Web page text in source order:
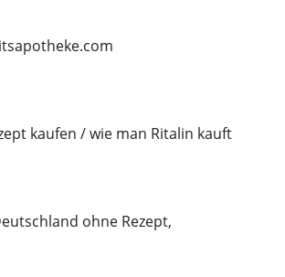
kaufen / wie man Ritalin kauft
ohne Rezept,